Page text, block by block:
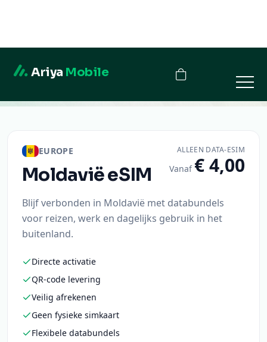
Moldavië
EUROPE
MoldaviëeSIM
ALLEEN DATA-ESIM
Vanaf € 4,00
Blijf verbonden in Moldavië met databundels
voor reizen, werk en dagelijks gebruik in het
buitenland.
Directe activatie
QR-code levering
Veilig afrekenen
Geen fysieke simkaart
Flexibele databundels